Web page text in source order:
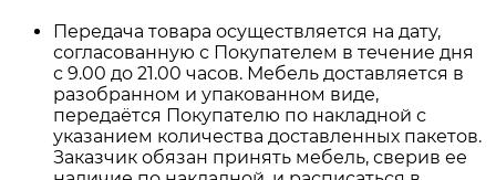
Передача товара осуществляется на дату,
согласованную с Покупателем в течение дня
с 9.00 до 21.00 часов. Мебель доставляется в
разобранном и упакованном виде,
передаётся Покупателю по накладной с
указанием количества доставленных пакетов.
Заказчик обязан принять мебель, сверив ее